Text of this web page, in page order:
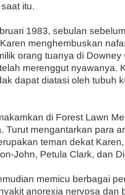
itu.
1983, sebulan
menghembuskan
orang tuanya di Downey
merenggut nyawanya.
dapat diatasi oleh tubuh
di Forest Lawn
Turut mengantarkan para
teman dekat
John, Petula Clark, dan
memicu berbagai
anorexia nervosa dan